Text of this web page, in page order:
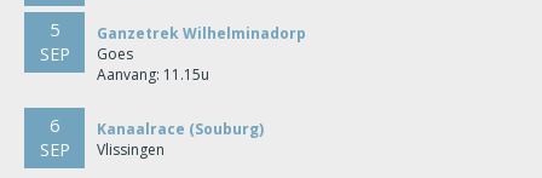
5
SEP
Ganzetrek Wilhelminadorp
Goes
Aanvang: 11.15u
6
SEP
Kanaalrace (Souburg)
Vlissingen